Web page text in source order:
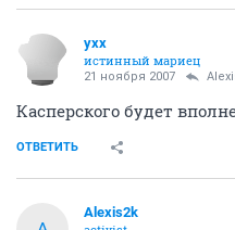
yxx
истинный мариец
21 ноября 2007
Касперского будет
ОТВЕТИТЬ
Alexis2k